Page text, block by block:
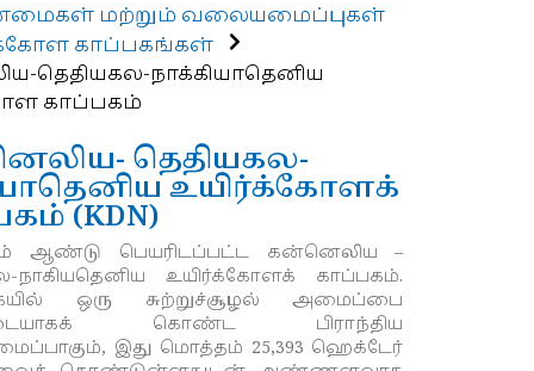
மற்றும் வலையமைப்புகள்
காப்பகங்கள்
தெதியகல-நாக்கியாதெனிய
காப்பகம்
தெதியகல-
உயிர்க்கோளக்
(KDN)
ஆண்டு
பெயரிடப்பட்ட கன்னெலிய –
நாகியதெனிய உயிர்க்கோளக் காப்பகம்.
ஒரு சுற்றுச்சூழல் அமைப்பை
கொண்ட பிராந்திய
இது மொத்தம் 25,393 ஹெக்டேர்